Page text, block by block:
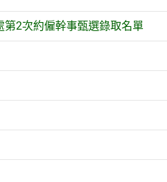
第2次約僱幹事甄選錄取名單